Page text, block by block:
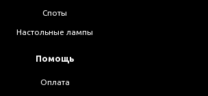
Споты
Настольные лампы
Помощь
Оплата